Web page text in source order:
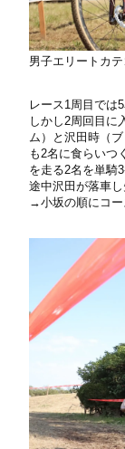
男子エリートカ
レース1周目では
しかし2周回目に
ム）と沢田時（
も2名に食らいつ
を走る2名を単騎
途中沢田が落車
→小坂の順にコー